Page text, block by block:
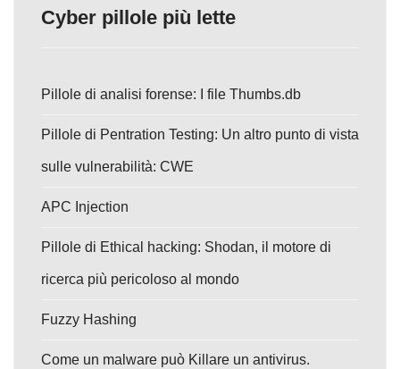
Cyber pillole più lette
Pillole di analisi forense: I file Thumbs.db
Pillole di Pentration Testing: Un altro punto di vista
sulle vulnerabilità: CWE
APC Injection
Pillole di Ethical hacking: Shodan, il motore di
ricerca più pericoloso al mondo
Fuzzy Hashing
Come un malware può Killare un antivirus.